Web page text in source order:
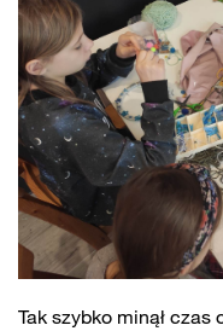
Tak szybko minął